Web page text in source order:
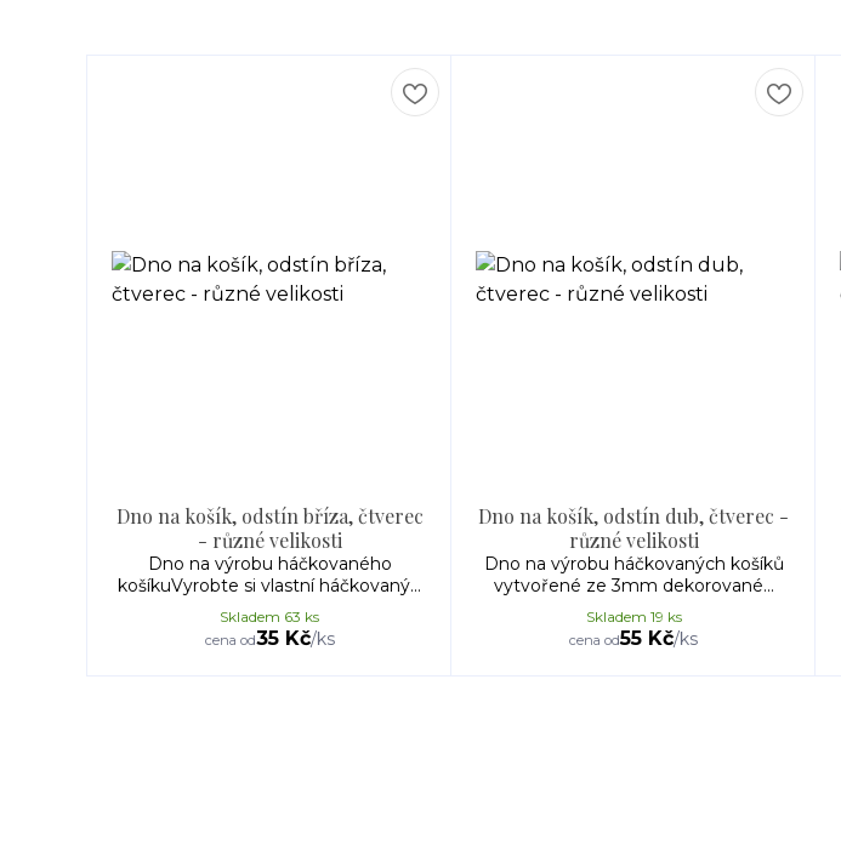
Dno na košík, odstín bříza, čtverec
- různé velikosti
Dno na výrobu háčkovaného
košíkuVyrobte si vlastní háčkovaný...
cena od35 Kč/ks
Skladem 63 ks
Dno na košík, odstín dub, čtverec -
různé velikosti
Dno na výrobu háčkovaných košíků
vytvořené ze 3mm dekorované...
cena od55 Kč/ks
Skladem 19 ks